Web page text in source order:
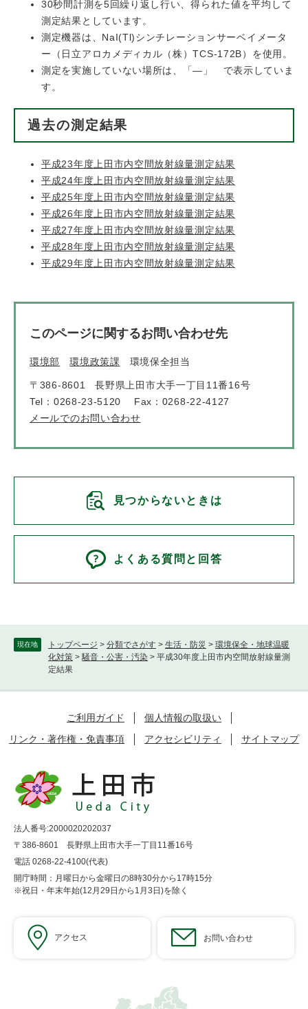
現在地 トップページ > 分類でさがす > 生活・防災 > 環境保全・地球温暖
化対策 > 騒音・公害・汚染 > 平成30年度上田市内空間放射線量測
定結果
30秒間計測を5回繰り返し行い、得られた値を平均して
測定結果としています。
測定機器は、NaI(Tl)シンチレーションサーベイメータ
ー（日立アロカメディカル（株）TCS-172B）を使用。
測定を実施していない場所は、「―」 で表示していま
す。
過去の測定結果
平成23年度上田市内空間放射線量測定結果
平成24年度上田市内空間放射線量測定結果
平成25年度上田市内空間放射線量測定結果
平成26年度上田市内空間放射線量測定結果
平成27年度上田市内空間放射線量測定結果
平成28年度上田市内空間放射線量測定結果
平成29年度上田市内空間放射線量測定結果
このページに関するお問い合わせ先
環境部 環境政策課 環境保全担当
〒386-8601
長野県上田市大手一丁目11番16号
Tel：0268-23-5120
Fax：0268-22-4127
メールでのお問い合わせ
見つからないときは
よくある質問と回答
ご利用ガイド
個人情報の取扱い
リンク・著作権・免責事項
アクセシビリティ サイトマップ
法人番号:2000020202037
〒386-8601 長野県上田市大手一丁目11番16号
電話 0268-22-4100(代表)
開庁時間：月曜日から金曜日の8時30分から17時15分
※祝日・年末年始(12月29日から1月3日)を除く
アクセス お問い合わせ